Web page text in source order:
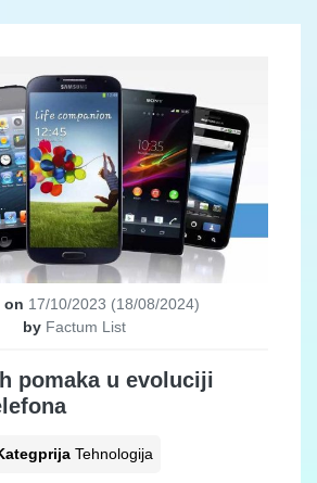
on 17/10/2023 (18/08/2024)
by Factum List
pomaka u evoluciji
Tehnologija